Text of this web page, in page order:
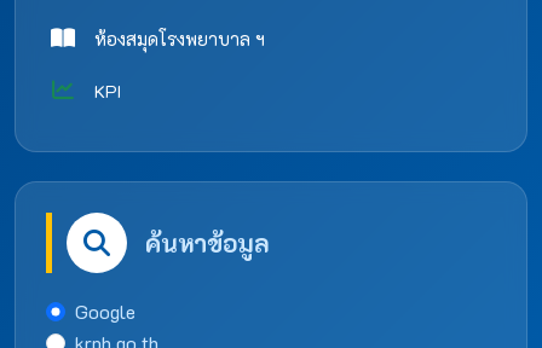
ห้องสมุดโรงพยาบาล ฯ
KPI
ค้นหาข้อมูล
Google
krph.go.th